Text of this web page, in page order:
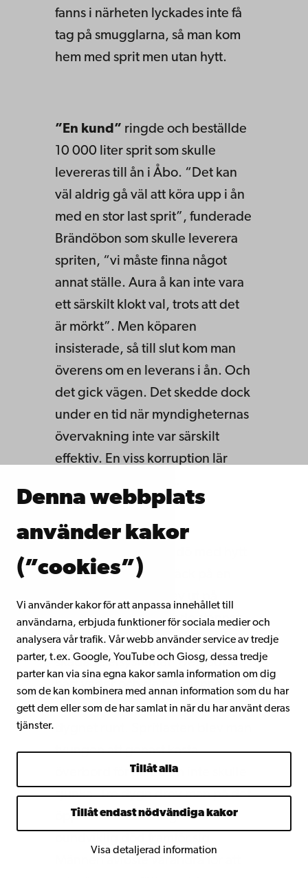
Denna webbplats
använder kakor
(”cookies”)
Vi använder kakor för att anpassa innehållet till
användarna, erbjuda funktioner för sociala medier och
analysera vår trafik. Vår webb använder service av tredje
parter, t.ex. Google, YouTube och Giosg, dessa tredje
parter kan via sina egna kakor samla information om dig
som de kan kombinera med annan information som du har
gett dem eller som de har samlat in när du har använt deras
tjänster.
Tillåt alla
Tillåt endast nödvändiga kakor
Visa detaljerad information
fanns i närheten lyckades inte få
tag på smugglarna, så man kom
hem med sprit men utan hytt.
”En kund” ringde och beställde
10 000 liter sprit som skulle
levereras till ån i Åbo. “Det kan
väl aldrig gå väl att köra upp i ån
med en stor last sprit”, funderade
Brändöbon som skulle leverera
spriten, “vi måste finna något
annat ställe. Aura å kan inte vara
ett särskilt klokt val, trots att det
är mörkt”. Men köparen
insisterade, så till slut kom man
överens om en leverans i ån. Och
det gick vägen. Det skedde dock
under en tid när myndigheternas
övervakning inte var särskilt
effektiv. En viss korruption lär
och fördäck sprang läck på en
Östersjön. Motorn hade stannat
när vattnet steg i båten och
skadade elsystemet. Det rådde
hårt väder och de två männen
ombord fick ösa med spritburkar
tvungen att genast kasta
överbord för att båten inte skulle
sjunka. Tre dygn drev man på det
öppna havet och såg en